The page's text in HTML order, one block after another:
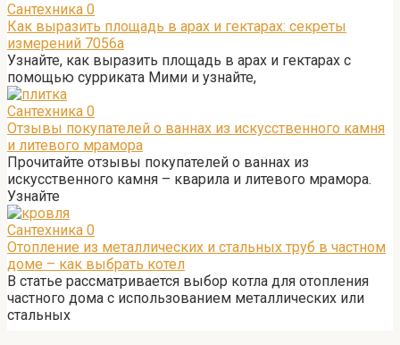
Сантехника 0
Как выразить площадь в арах и гектарах: секреты
измерений 7056а
Узнайте, как выразить площадь в арах и гектарах с
помощью сурриката Мими и узнайте,
Сантехника 0
Отзывы покупателей о ваннах из искусственного камня
и литевого мрамора
Прочитайте отзывы покупателей о ваннах из
искусственного камня – кварила и литевого мрамора.
Узнайте
Сантехника 0
Отопление из металлических и стальных труб в частном
доме – как выбрать котел
В статье рассматривается выбор котла для отопления
частного дома с использованием металлических или
стальных